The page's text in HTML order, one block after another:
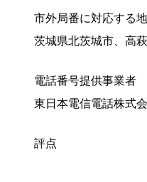
市外局番に対応する
茨城県北茨城市、高
電話番号提供事業者
東日本電信電話株式
評点